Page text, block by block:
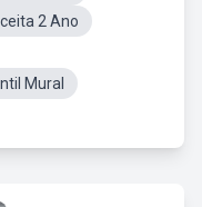
2 Ano
Mural